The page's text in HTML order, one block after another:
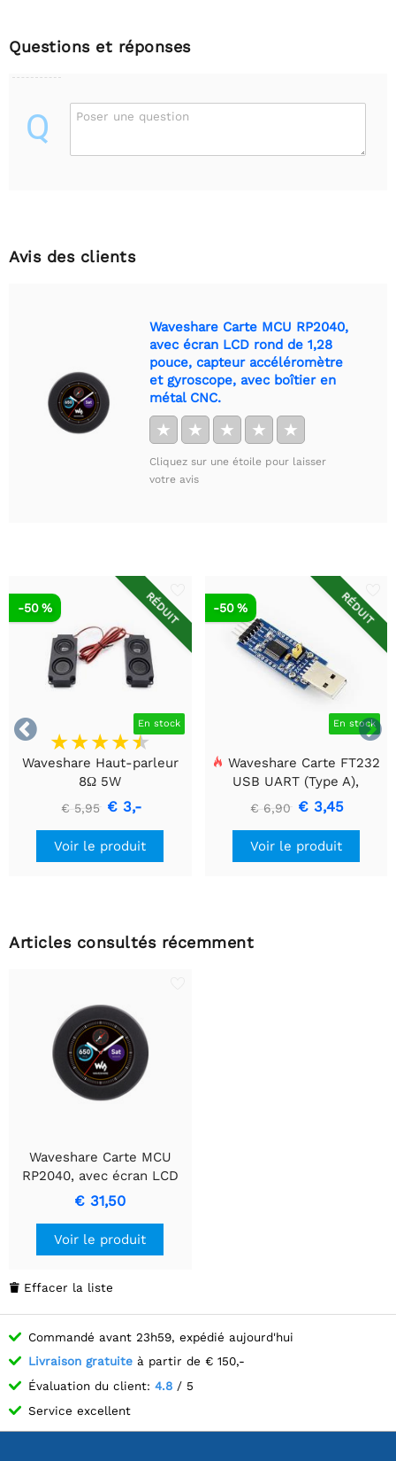
Questions et réponses
Q Poser une question
Avis des clients
Waveshare Carte MCU RP2040,
avec écran LCD rond de 1,28
pouce, capteur accéléromètre
et gyroscope, avec boîtier en
métal CNC.
★ ★ ★ ★ ★
Cliquez sur une étoile pour laisser
votre avis


RÉDUIT
En stock
-50 %
Waveshare Haut-parleur
8Ω 5W
€ 5,95 € 3,-
Voir le produit
RÉDUIT
En stock
-50 %
Waveshare Carte FT232
USB UART (Type A),
Module de communication
USB vers TTL (UART)
€ 6,90 € 3,45
Voir le produit
Articles consultés récemment
Waveshare Carte MCU
RP2040, avec écran LCD
rond de 1,28 pouce,
capteur accéléromètre et
gyroscope, avec boîtier en
métal CNC.
€ 31,50
Voir le produit
 Effacer la liste
Commandé avant 23h59, expédié aujourd'hui
Livraison gratuite à partir de € 150,-
Évaluation du client: 4.8 / 5
Service excellent